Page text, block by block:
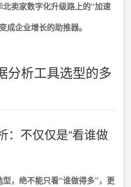
卖家数字化升级路上的“加速
成企业增长的助推器。
分析工具选型的多
：不仅仅是“看谁做
，绝不能只看“谁做得多”，更